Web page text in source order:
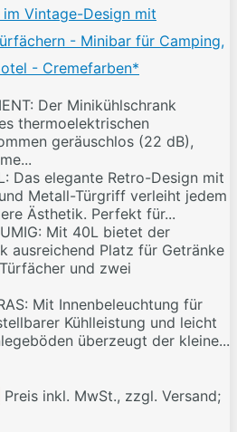
Vintage-Design mit
- Minibar für Camping,
- Cremefarben*
Der Minikühlschrank
thermoelektrischen
geräuschlos (22 dB),
Das elegante Retro-Design mit
Metall-Türgriff verleiht jedem
Ästhetik. Perfekt für...
Mit 40L bietet der
ausreichend Platz für Getränke
und zwei
Mit Innenbeleuchtung für
Kühlleistung und leicht
überzeugt der kleine...
Preis inkl. MwSt., zzgl. Versand;